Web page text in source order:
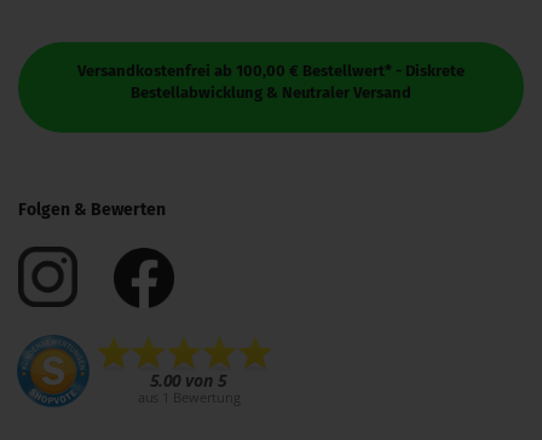
Versandkostenfrei ab 100,00 € Bestellwert* - Diskrete
Bestellabwicklung & Neutraler Versand
Folgen & Bewerten